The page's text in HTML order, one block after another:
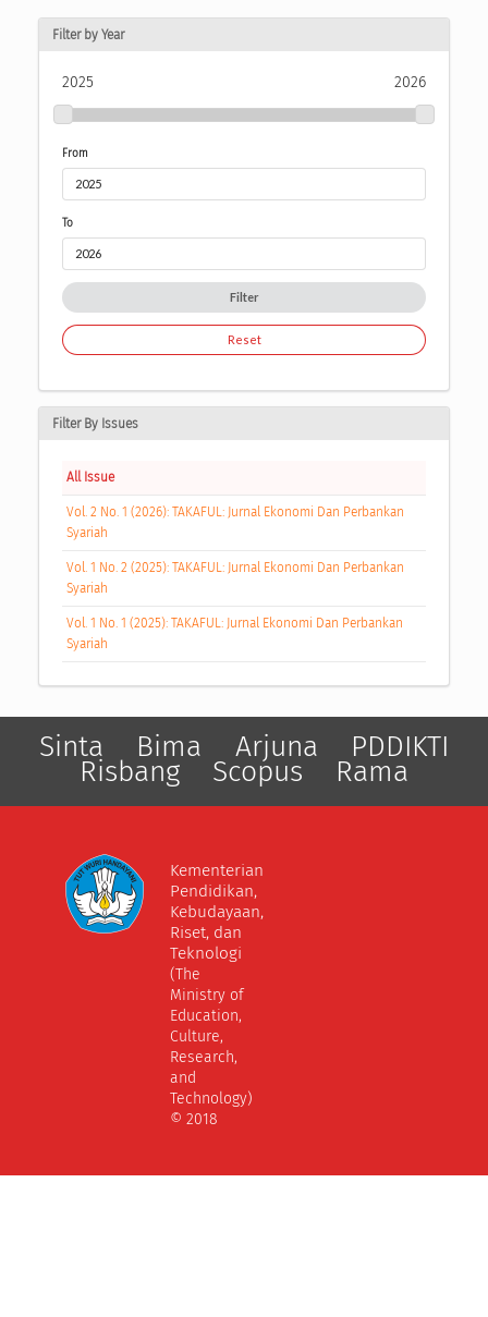
Filter by Year
2025 2026
From
To
Filter
Reset
Filter By Issues
All Issue
Vol. 2 No. 1 (2026): TAKAFUL: Jurnal Ekonomi Dan Perbankan
Syariah
Vol. 1 No. 2 (2025): TAKAFUL: Jurnal Ekonomi Dan Perbankan
Syariah
Vol. 1 No. 1 (2025): TAKAFUL: Jurnal Ekonomi Dan Perbankan
Syariah
Sinta Bima Arjuna PDDIKTI
Risbang Scopus Rama
Kementerian
Pendidikan,
Kebudayaan,
Riset, dan
Teknologi
(The
Ministry of
Education,
Culture,
Research,
and
Technology)
© 2018